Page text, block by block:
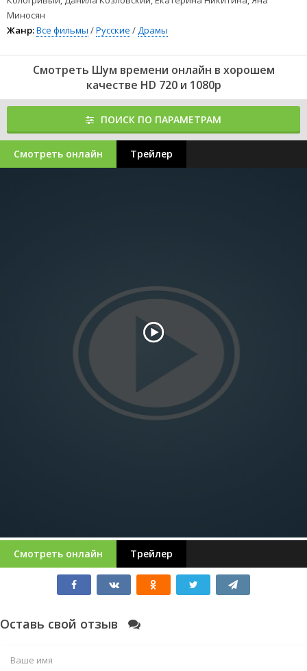
Миносян
Жанр:Все фильмы /Русские /Драмы
Смотреть Шум времени онлайн в хорошем
качестве HD 720 и 1080p
ПОИСК ПО ПАРАМЕТРАМ
Смотреть онлайн Трейлер
Смотреть онлайн Трейлер
Оставь свой отзыв